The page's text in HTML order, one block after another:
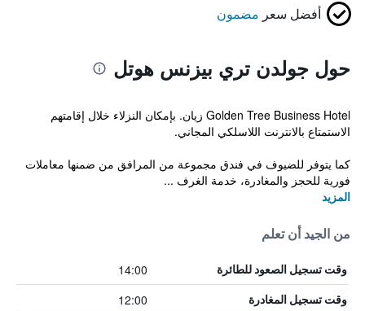
أفضل سعر مضمون
حول جولدن تري بيزنس هوتل
Golden Tree Business Hotel زيان. بإمكان النزلاء خلال إقامتهم
الاستمتاع بالانترنت اللاسلكي المجاني.
كما يتوفر للضيوف في فندق مجموعة من المرافق من ضمنها معاملات
فورية للحجز والمغادرة، خدمة الغرف ...
المزيد
من الجيد أن تعلم
وقت تسجيل الصعود للطائرة 14:00
وقت تسجيل المغادرة 12:00